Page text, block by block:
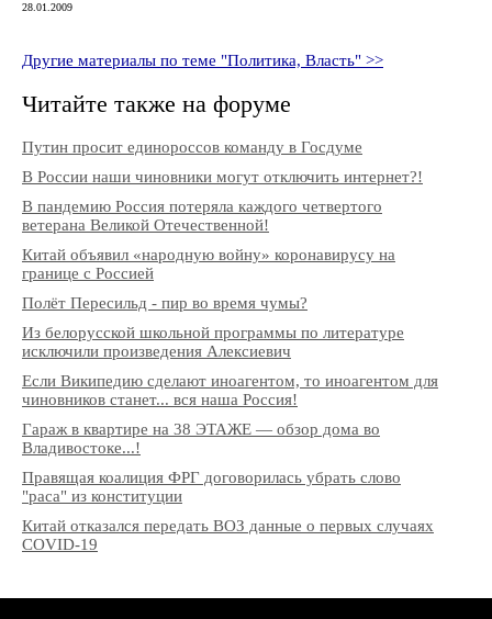
28.01.2009
Другие материалы по теме "Политика, Власть" >>
Читайте также на форуме
Путин просит единороссов команду в Госдуме
В России наши чиновники могут отключить интернет?!
В пандемию Россия потеряла каждого четвертого
ветерана Великой Отечественной!
Китай объявил «народную войну» коронавирусу на
границе с Россией
Полёт Пересильд - пир во время чумы?
Из белорусской школьной программы по литературе
исключили произведения Алексиевич
Если Википедию сделают иноагентом, то иноагентом для
чиновников станет... вся наша Россия!
Гараж в квартире на 38 ЭТАЖЕ — обзор дома во
Владивостоке...!
Правящая коалиция ФРГ договорилась убрать слово
"раса" из конституции
Китай отказался передать ВОЗ данные о первых случаях
COVID-19